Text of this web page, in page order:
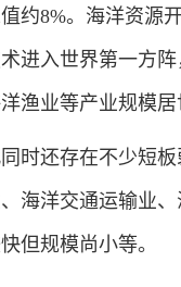
约8%。海洋资源
进入世界第一方
渔业等产业规模居
还存在不少短板
海洋交通运输业
但规模尚小等。